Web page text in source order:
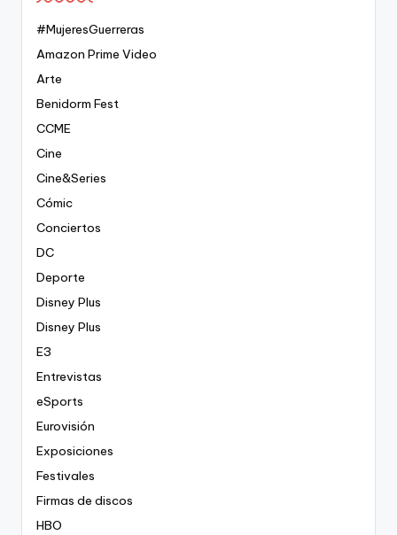
#MujeresGuerreras
Amazon Prime Video
Arte
Benidorm Fest
CCME
Cine
Cine&Series
Cómic
Conciertos
DC
Deporte
Disney Plus
Disney Plus
E3
Entrevistas
eSports
Eurovisión
Exposiciones
Festivales
Firmas de discos
HBO